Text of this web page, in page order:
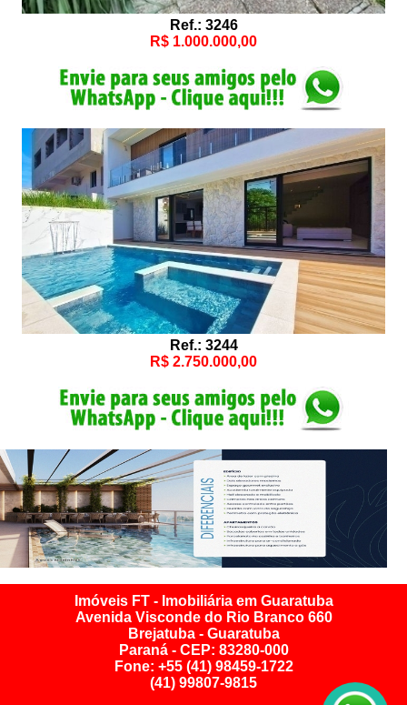
Ref.: 3246
R$ 1.000.000,00
Ref.: 3244
R$ 2.750.000,00
Imóveis FT - Imobiliária em Guaratuba
Avenida Visconde do Rio Branco 660
Brejatuba - Guaratuba
Paraná - CEP: 83280-000
Fone: +55 (41) 98459-1722
(41) 99807-9815